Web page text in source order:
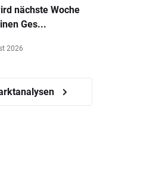
nächste Woche
Ges...
2026